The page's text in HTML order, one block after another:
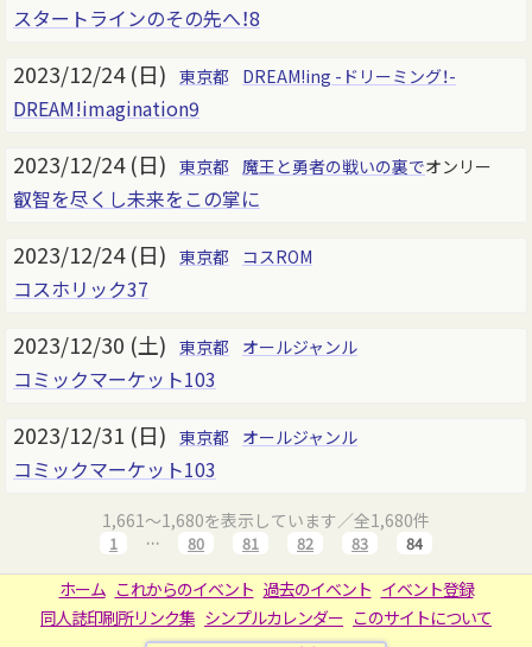
スタートラインのその先へ！8
2023/12/24 (日) 東京都 DREAM!ing -ドリーミング！-
DREAM!imagination9
2023/12/24 (日) 東京都 魔王と勇者の戦いの裏でオンリー
叡智を尽くし未来をこの掌に
2023/12/24 (日) 東京都 コスROM
コスホリック37
2023/12/30 (土) 東京都 オールジャンル
コミックマーケット103
2023/12/31 (日) 東京都 オールジャンル
コミックマーケット103
1,661～1,680を表示しています／全1,680件
1 … 80 81 82 83 84
ホーム これからのイベント 過去のイベント イベント登録
同人誌印刷所リンク集 シンプルカレンダー このサイトについて